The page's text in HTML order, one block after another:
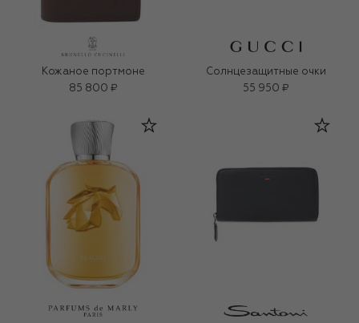
Кожаное портмоне
85 800 ₽
Солнцезащитные очки
55 950 ₽